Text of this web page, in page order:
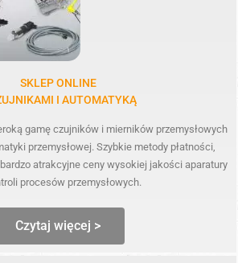
SKLEP ONLINE
I AUTOMATYKĄ
gamę czujników i mierników przemysłowych
przemysłowej. Szybkie metody płatności,
atrakcyjne ceny wysokiej jakości aparatury
procesów przemysłowych.
Czytaj więcej >